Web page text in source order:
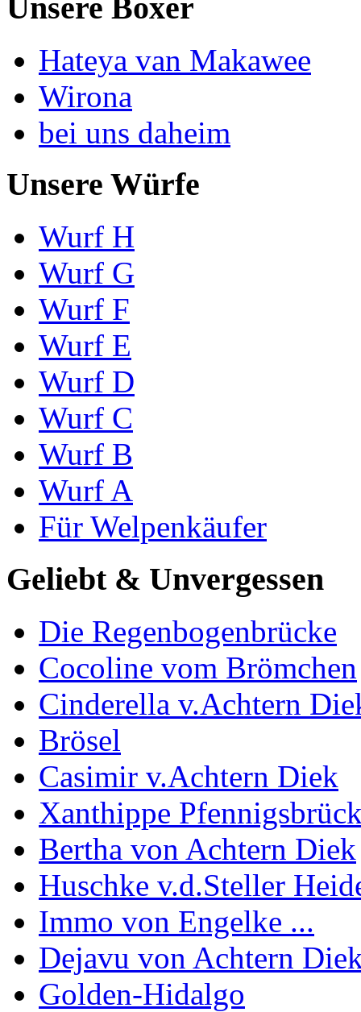
Unsere Boxer
Hateya van Makawee
Wirona
bei uns daheim
Unsere Würfe
Wurf H
Wurf G
Wurf F
Wurf E
Wurf D
Wurf C
Wurf B
Wurf A
Für Welpenkäufer
Geliebt & Unvergessen
Die Regenbogenbrücke
Cocoline vom Brömchen
Cinderella v.Achtern
Brösel
Casimir v.Achtern Diek
Xanthippe
Bertha von Achtern Diek
Huschke v.d.Steller
Immo von Engelke ...
Dejavu von Achtern
Golden-Hidalgo